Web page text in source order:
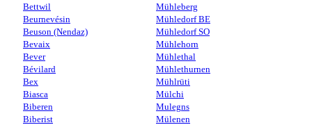
Bettwil
Beurnevésin
Beuson (Nendaz)
Bevaix
Bever
Bévilard
Bex
Biasca
Biberen
Biberist
Mühleberg
Mühledorf BE
Mühledorf SO
Mühlehorn
Mühlethal
Mühlethurnen
Mühlrüti
Mülchi
Mulegns
Mülenen